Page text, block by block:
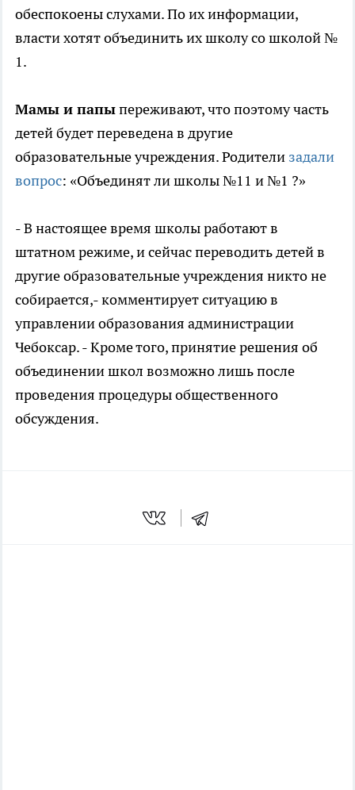
обеспокоены слухами. По их информации,
власти хотят объединить их школу со школой №
1.
Мамы и папыпереживают, что поэтому часть
детей будет переведена в другие
образовательные учреждения. Родители задали
вопрос: «Объединят ли школы №11 и №1 ?»
- В настоящее время школы работают в
штатном режиме, и сейчас переводить детей в
другие образовательные учреждения никто не
собирается,- комментирует ситуацию в
управлении образования администрации
Чебоксар. - Кроме того, принятие решения об
объединении школ возможно лишь после
проведения процедуры общественного
обсуждения.